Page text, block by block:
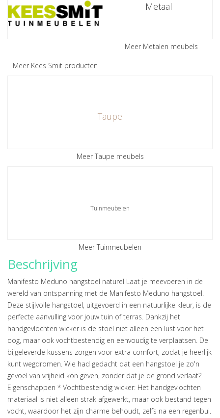
Meer Kees Smit producten
Metaal
Meer Metalen meubels
Taupe
Meer Taupe meubels
Tuinmeubelen
Meer Tuinmeubelen
Beschrijving
Manifesto Meduno hangstoel naturel Laat je meevoeren in de
wereld van ontspanning met de Manifesto Meduno hangstoel.
Deze stijlvolle hangstoel, uitgevoerd in een natuurlijke kleur, is de
perfecte aanvulling voor jouw tuin of terras. Dankzij het
handgevlochten wicker is de stoel niet alleen een lust voor het
oog, maar ook vochtbestendig en eenvoudig te verplaatsen. De
bijgeleverde kussens zorgen voor extra comfort, zodat je heerlijk
kunt wegdromen. Wie had gedacht dat een hangstoel je zo'n
gevoel van vrijheid kon geven, zonder dat je de grond verlaat?
Eigenschappen * Vochtbestendig wicker: Het handgevlochten
materiaal is niet alleen strak afgewerkt, maar ook bestand tegen
vocht, waardoor het zijn charme behoudt, zelfs na een regenbui.